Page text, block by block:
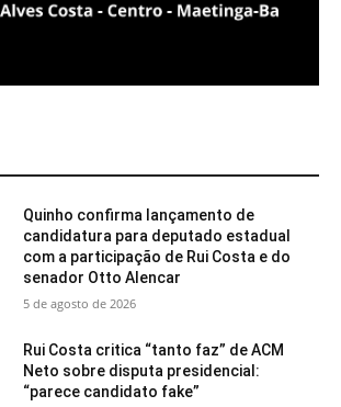
Quinho confirma lançamento de
candidatura para deputado estadual
com a participação de Rui Costa e do
senador Otto Alencar
5 de agosto de 2026
Rui Costa critica “tanto faz” de ACM
Neto sobre disputa presidencial:
“parece candidato fake”